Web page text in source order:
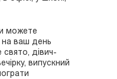
можете
на ваш день
дівич-
випускний